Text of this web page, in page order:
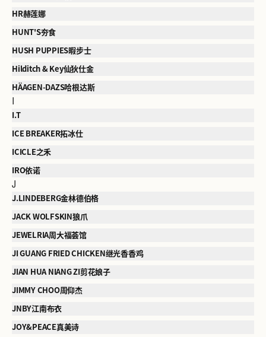
HR赫莲娜
HUNT'S夯食
HUSH PUPPIES暇步士
Hilditch & Key仙狄仕金
HÄAGEN-DAZS哈根达斯
I
I.T
ICE BREAKER拓冰仕
ICICLE之禾
IRO依诺
J
J.LINDEBERG金林德伯格
JACK WOLFSKIN狼爪
JEWELRIA周大福荟馆
JI GUANG FRIED CHICKEN继光香香鸡
JIAN HUA NIANG ZI剪花娘子
JIMMY CHOO周仰杰
JNBY江南布衣
JOY&PEACE真美诗